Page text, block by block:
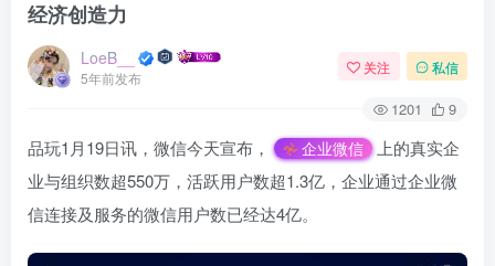
经济创造力
LoeB__
5年前发布
关注 私信
1201 9
品玩1月19日讯，微信今天宣布， 企业微信
上的真实企
业与组织数超550万，活跃用户数超1.3亿，企业通过企业微
信连接及服务的微信用户数已经达4亿。